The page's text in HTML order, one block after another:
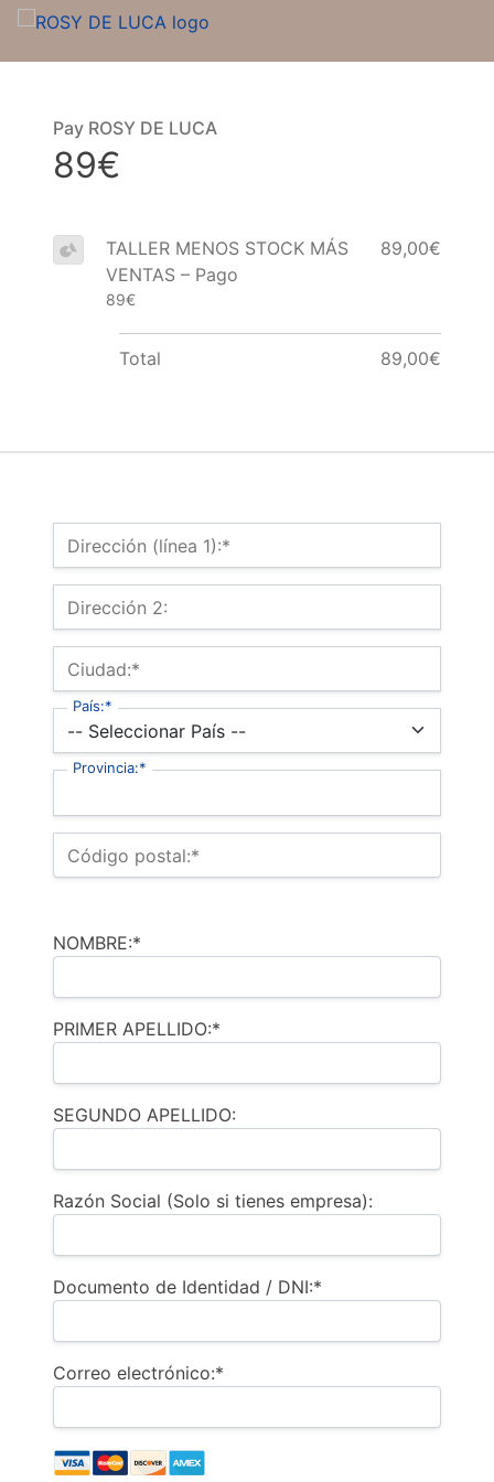
Dirección de Facturación
Dirección (línea 1):*
Dirección 2:
Ciudad:*
País:*
Provincia:*
Código postal:*
NOMBRE:*
PRIMER APELLIDO:*
SEGUNDO APELLIDO:
Razón Social (Solo si tienes empresa):
Documento de Identidad / DNI:*
Correo electrónico:*
Pay ROSY DE LUCA
89€
TALLER MENOS STOCK MÁS
VENTAS – Pago
89€
89,00€
Total 89,00€